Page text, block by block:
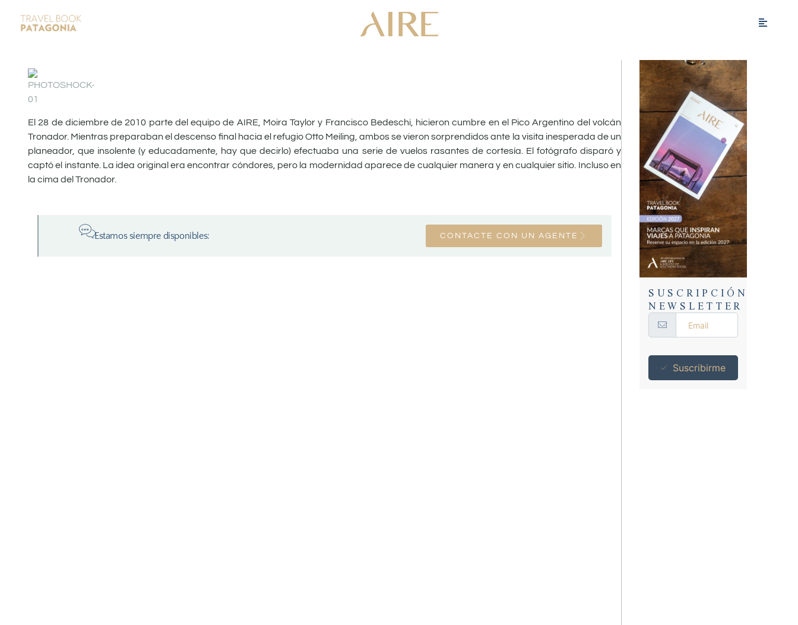
El 28 de diciembre de 2010 parte del equipo de AIRE, Moira Taylor y Francisco Bedeschi, hicieron cumbre en el Pico Argentino del volcán
Tronador. Mientras preparaban el descenso final hacia el refugio Otto Meiling, ambos se vieron sorprendidos ante la visita inesperada de un
planeador, que insolente (y educadamente, hay que decirlo) efectuaba una serie de vuelos rasantes de cortesía. El fotógrafo disparó y
captó el instante. La idea original era encontrar cóndores, pero la modernidad aparece de cualquier manera y en cualquier sitio. Incluso en
la cima del Tronador.
Estamos siempre disponibles: CONTACTE CON UN AGENTE
SUSCRIPCIÓN
NEWSLETTER
Suscribirme